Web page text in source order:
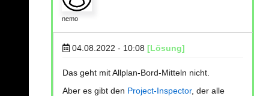
nemo
04.08.2022 - 10:08 [Lösung]
Das geht mit Allplan-Bord-Mitteln nicht.
Aber es gibt den Project-Inspector, der alle